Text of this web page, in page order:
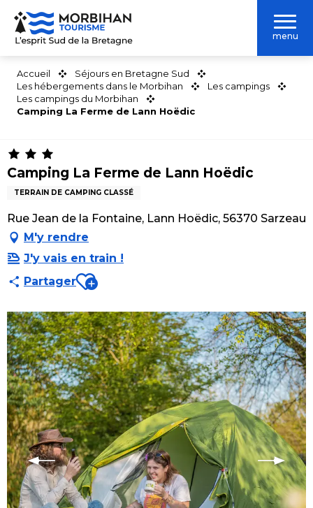
Aller
contenu
menu
Accueil
Séjours en Bretagne Sud
Les hébergements dans le Morbihan
Les campings
Les campings du Morbihan
Camping La Ferme de Lann Hoëdic
Camping La Ferme de Lann Hoëdic
TERRAIN DE CAMPING CLASSÉ
Rue Jean de la Fontaine, Lann Hoëdic, 56370 Sarzeau
M'y rendre
J'y vais en train !
PartagerAjouter aux favoris